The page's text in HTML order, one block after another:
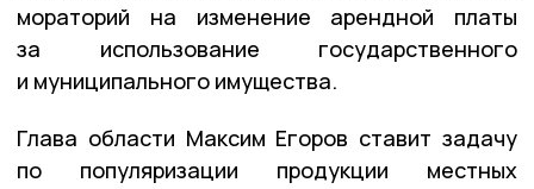
мораторий на изменение арендной платы
за использование государственного
и муниципального имущества.
Глава области Максим Егоров ставит задачу
по популяризации продукции местных